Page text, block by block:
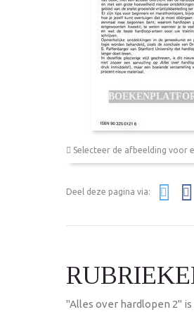
Selecteer de afbeelding voor
Deel deze pagina via:
"Alles over hardlopen 2"